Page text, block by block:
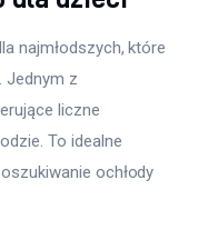
najmłodszych, które
Jednym z
liczne
To idealne
ochłody